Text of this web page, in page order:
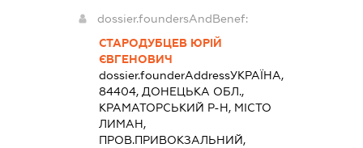
dossier.foundersAndBenef:
СТАРОДУБЦЕВ ЮРІЙ
ЄВГЕНОВИЧ
dossier.founderAddressУКРАЇНА,
84404, ДОНЕЦЬКА ОБЛ.,
КРАМАТОРСЬКИЙ Р-Н, МІСТО
ЛИМАН,
ПРОВ.ПРИВОКЗАЛЬНИЙ,